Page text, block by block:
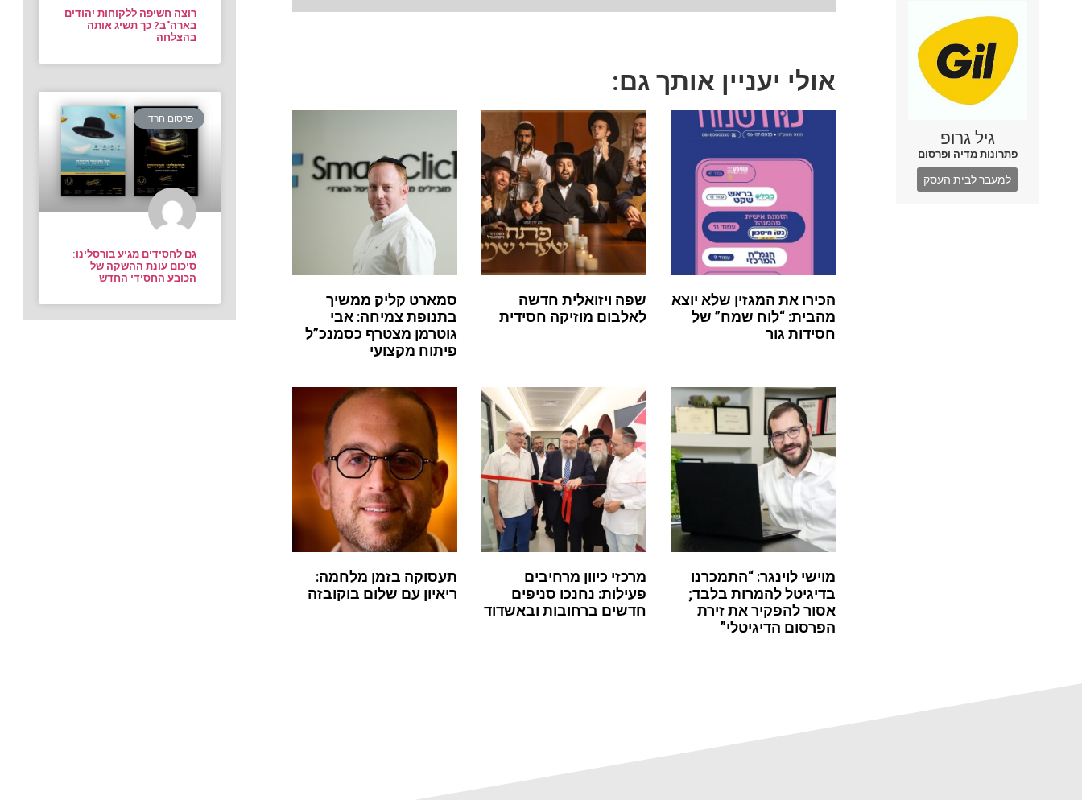
גיל גרופ
פתרונות מדיה ופרסום
למעבר לבית העסק
אולי יעניין אותך גם:
הכירו את המגזין שלא יוצא
מהבית: “לוח שמח” של
חסידות גור
שפה ויזואלית חדשה
לאלבום מוזיקה חסידית
סמארט קליק ממשיך
בתנופת צמיחה: אבי
גוטרמן מצטרף כסמנכ”ל
פיתוח מקצועי
מוישי לוינגר: “התמכרנו
בדיגיטל להמרות בלבד;
אסור להפקיר את זירת
הפרסום הדיגיטלי”
מרכזי כיוון מרחיבים
פעילות: נחנכו סניפים
חדשים ברחובות ובאשדוד
תעסוקה בזמן מלחמה:
ריאיון עם שלום בוקובזה
רוצה חשיפה ללקוחות יהודים
בארה”ב? כך תשיג אותה
בהצלחה
פרסום חרדי
גם לחסידים מגיע בורסלינו:
סיכום עונת ההשקה של
הכובע החסידי החדש